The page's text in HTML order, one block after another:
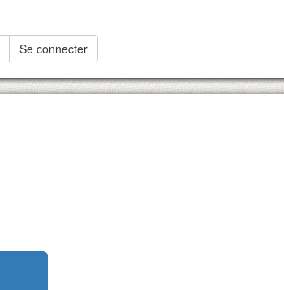
Se connecter